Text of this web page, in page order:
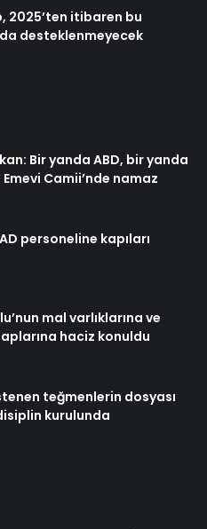
2025’ten itibaren bu
desteklenmeyecek
Bir yanda ABD, bir yanda
Emevi Camii’nde namaz
personeline kapıları
mal varlıklarına ve
haciz konuldu
teğmenlerin dosyası
kurulunda